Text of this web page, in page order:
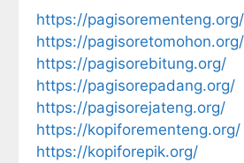
https://pagisorementeng.org/
https://pagisoretomohon.org/
https://pagisorebitung.org/
https://pagisorepadang.org/
https://pagisorejateng.org/
https://kopiforementeng.org/
https://kopiforepik.org/